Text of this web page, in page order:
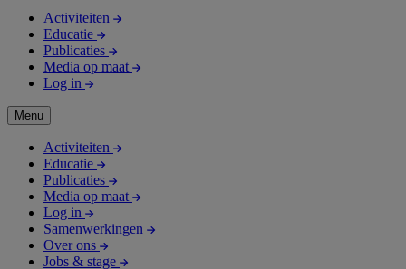
Activiteiten
Educatie
Publicaties
Media op maat
Log in
Menu
Activiteiten
Educatie
Publicaties
Media op maat
Log in
Samenwerkingen
Over ons
Jobs & stage